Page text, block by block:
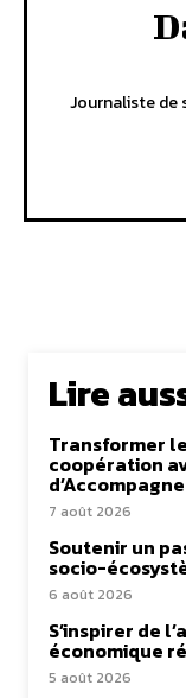
Journaliste de
Lire
Transformer
coopération
7 août 2026
Soutenir un
socio-
6 août 2026
S’inspirer de
économique
5 août 2026